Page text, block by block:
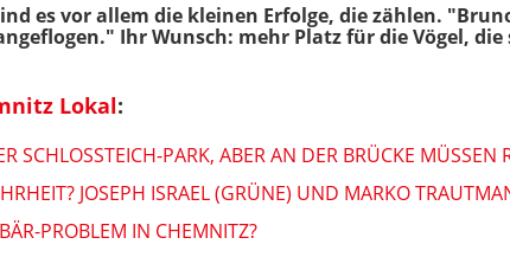
es vor allem die kleinen Erfolge, die zählen.
Ihr Wunsch: mehr Platz für die Vögel,
Lokal:
SCHLOSSTEICH-PARK, ABER AN DER BRÜCKE MÜSSEN
JOSEPH ISRAEL (GRÜNE) UND MARKO
PROBLEM IN CHEMNITZ?